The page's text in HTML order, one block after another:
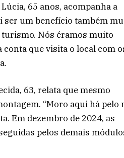
65 anos, acompanha a
ser um benefício também
Nós éramos muito
que visita o local com
63, relata que mesmo
“Moro aqui há pelo
Em dezembro de 2024, as
pelos demais